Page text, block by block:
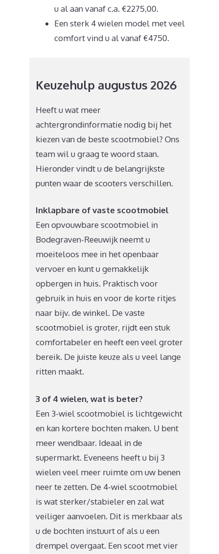
u al aan vanaf c.a. €2275,00.
Een sterk 4 wielen model met veel
comfort vind u al vanaf €4750.
Keuzehulp augustus 2026
Heeft u wat meer
achtergrondinformatie nodig bij het
kiezen van de beste scootmobiel? Ons
team wil u graag te woord staan.
Hieronder vindt u de belangrijkste
punten waar de scooters verschillen.
Inklapbare of vaste scootmobiel
Een opvouwbare scootmobiel in
Bodegraven-Reeuwijk neemt u
moeiteloos mee in het openbaar
vervoer en kunt u gemakkelijk
opbergen in huis. Praktisch voor
gebruik in huis en voor de korte ritjes
naar bijv. de winkel. De vaste
scootmobiel is groter, rijdt een stuk
comfortabeler en heeft een veel groter
bereik. De juiste keuze als u veel lange
ritten maakt.
3 of 4 wielen, wat is beter?
Een 3-wiel scootmobiel is lichtgewicht
en kan kortere bochten maken. U bent
meer wendbaar. Ideaal in de
supermarkt. Eveneens heeft u bij 3
wielen veel meer ruimte om uw benen
neer te zetten. De 4-wiel scootmobiel
is wat sterker/stabieler en zal wat
veiliger aanvoelen. Dit is merkbaar als
u de bochten instuurt of als u een
drempel overgaat. Een scoot met vier